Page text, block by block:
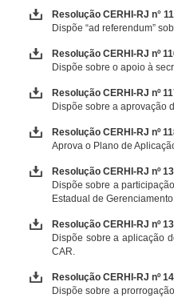
Resolução CERHI-RJ n°
Dispõe “ad referendum”
Resolução CERHI-RJ nº
Dispõe sobre o apoio à
Resolução CERHI-RJ nº
Dispõe sobre a aprovação
Resolução CERHI-RJ nº
Aprova o Plano de
Resolução CERHI-RJ nº
Dispõe sobre a
Estadual de
Resolução CERHI-RJ nº
Dispõe sobre a aplicação
CAR.
Resolução CERHI-RJ nº
Dispõe sobre a